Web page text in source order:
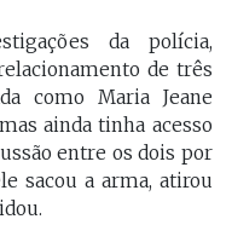
da polícia,
de três
como Maria Jeane
ainda tinha acesso
entre os dois por
sacou a arma, atirou